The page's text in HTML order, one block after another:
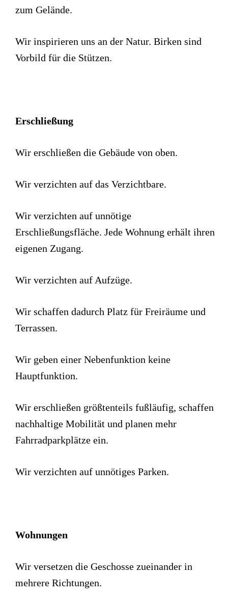
zum Gelände.
Wir inspirieren uns an der Natur. Birken sind
Vorbild für die Stützen.
Erschließung
Wir erschließen die Gebäude von oben.
Wir verzichten auf das Verzichtbare.
Wir verzichten auf unnötige
Erschließungsfläche. Jede Wohnung erhält ihren
eigenen Zugang.
Wir verzichten auf Aufzüge.
Wir schaffen dadurch Platz für Freiräume und
Terrassen.
Wir geben einer Nebenfunktion keine
Hauptfunktion.
Wir erschließen größtenteils fußläufig, schaffen
nachhaltige Mobilität und planen mehr
Fahrradparkplätze ein.
Wir verzichten auf unnötiges Parken.
Wohnungen
Wir versetzen die Geschosse zueinander in
mehrere Richtungen.